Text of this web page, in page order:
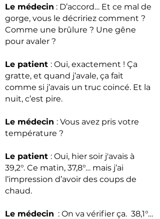
Le médecin : D’accord… Et ce mal de
gorge, vous le décririez comment ?
Comme une brûlure ? Une gêne
pour avaler ?
Le patient : Oui, exactement ! Ça
gratte, et quand j’avale, ça fait
comme si j’avais un truc coincé. Et la
nuit, c’est pire.
Le médecin : Vous avez pris votre
température ?
Le patient : Oui, hier soir j'avais à
39,2°. Ce matin, 37,8°… mais j’ai
l’impression d’avoir des coups de
chaud.
Le médecin : On va vérifier ça. 38,1°…